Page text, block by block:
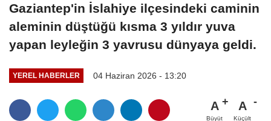
Gaziantep'in İslahiye ilçesindeki caminin
aleminin düştüğü kısma 3 yıldır yuva
yapan leyleğin 3 yavrusu dünyaya geldi.
YEREL HABERLER 04 Haziran 2026 - 13:20
A
Büyüt
A
Küçült